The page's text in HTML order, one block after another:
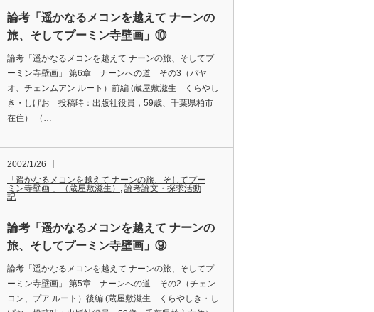
論考「遥かなるメコンを越えて ナーンの
旅、そしてプーミン寺壁画」⑩
論考「遥かなるメコンを越えて ナーンの旅、そしてプ
ーミン寺壁画」 第6章 ナーンへの道 その3（パヤ
オ、チェンムアン ルート）前編 (蔵屋敷滋生 くらやし
き・しげお 投稿時：出版社役員，59歳、千葉県柏市
在住） （…
2002/1/26
「遥かなるメコンを越えて ナーンの旅、そしてプー
ミン寺壁画 」（蔵屋敷滋生） , 論考論文・探求活動
記
論考「遥かなるメコンを越えて ナーンの
旅、そしてプーミン寺壁画」⑨
論考「遥かなるメコンを越えて ナーンの旅、そしてプ
ーミン寺壁画」 第5章 ナーンへの道 その2（チェン
コン、プア ルート）後編 (蔵屋敷滋生 くらやしき・し